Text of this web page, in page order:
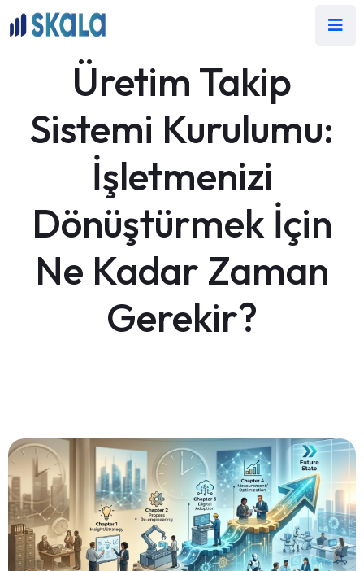
Üretim Takip
Sistemi Kurulumu:
İşletmenizi
Dönüştürmek İçin
Ne Kadar Zaman
Gerekir?